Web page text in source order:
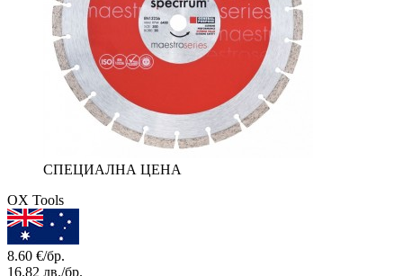
СПЕЦИАЛНА ЦЕНА
OX Tools
8.60 €/бр.
16.82 лв./бр.